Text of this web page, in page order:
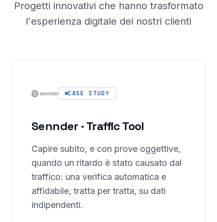
Progetti innovativi che hanno trasformato
l'esperienza digitale dei nostri clienti
CASE STUDY
Sennder · Traffic Tool
Capire subito, e con prove oggettive,
quando un ritardo è stato causato dal
traffico: una verifica automatica e
affidabile, tratta per tratta, su dati
indipendenti.